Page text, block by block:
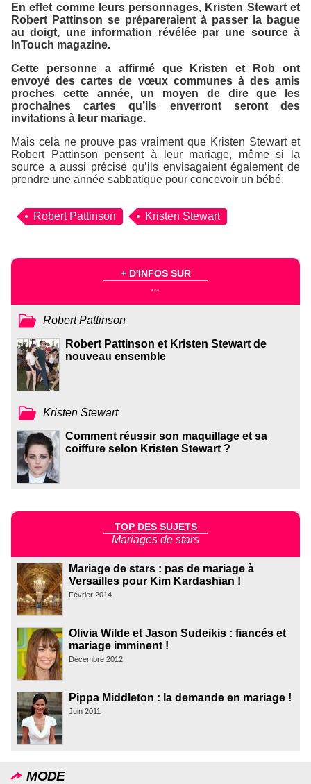
En effet comme leurs personnages, Kristen Stewart et
Robert Pattinson se prépareraient à passer la bague
au doigt, une information révélée par une source à
InTouch magazine.
Cette personne a affirmé que Kristen et Rob ont
envoyé des cartes de vœux communes à des amis
proches cette année, un moyen de dire que les
prochaines cartes qu’ils enverront seront des
invitations à leur mariage.
Mais cela ne prouve pas vraiment que Kristen Stewart et
Robert Pattinson pensent à leur mariage, même si la
source a aussi précisé qu’ils envisagaient également de
prendre une année sabbatique pour concevoir un bébé.
Robert Pattinson Kristen Stewart
+ D'INFOS SUR
...
Robert Pattinson
Robert Pattinson et Kristen Stewart de
nouveau ensemble
Kristen Stewart
Comment réussir son maquillage et sa
coiffure selon Kristen Stewart ?
TOP DES SUJETS
Mariages de stars
Mariage de stars : pas de mariage à
Versailles pour Kim Kardashian !
Février 2014
Olivia Wilde et Jason Sudeikis : fiancés et
mariage imminent !
Décembre 2012
Pippa Middleton : la demande en mariage !
Juin 2011
MODE